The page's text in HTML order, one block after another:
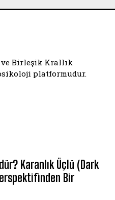
Birleşik Krallık
platformudur.
Karanlık Üçlü (Dark
Bir